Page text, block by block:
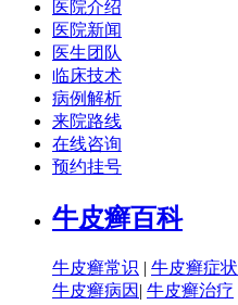
医院介绍
医院新闻
医生团队
临床技术
病例解析
来院路线
在线咨询
预约挂号
牛皮癣百科
牛皮癣常识 | 牛皮癣症状
牛皮癣病因 | 牛皮癣治疗